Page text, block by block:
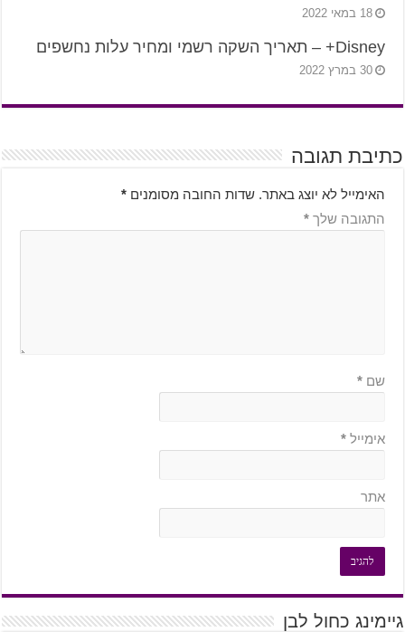
18 במאי 2022
Disney+ – תאריך השקה רשמי ומחיר עלות נחשפים
30 במרץ 2022
כתיבת תגובה
האימייל לא יוצג באתר. שדות החובה מסומנים *
התגובה שלך *
שם *
אימייל *
אתר
גיימינג כחול לבן